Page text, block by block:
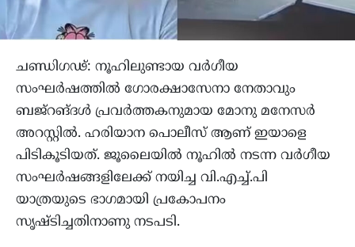
ചണ്ഡിഗഢ്: നൂഹിലുണ്ടായ വർഗീയ
സംഘർഷത്തിൽ ഗോരക്ഷാസേനാ നേതാവും
ബജ്‌റങ്ദൾ പ്രവർത്തകനുമായ മോനു മനേസർ
അറസ്റ്റിൽ. ഹരിയാന പൊലീസ് ആണ് ഇയാളെ
പിടികൂടിയത്. ജൂലൈയിൽ നൂഹിൽ നടന്ന വർഗീയ
സംഘർഷങ്ങളിലേക്ക് നയിച്ച വി.എച്ച്.പി
യാത്രയുടെ ഭാഗമായി പ്രകോപനം
സൃഷ്ടിച്ചതിനാണു നടപടി.